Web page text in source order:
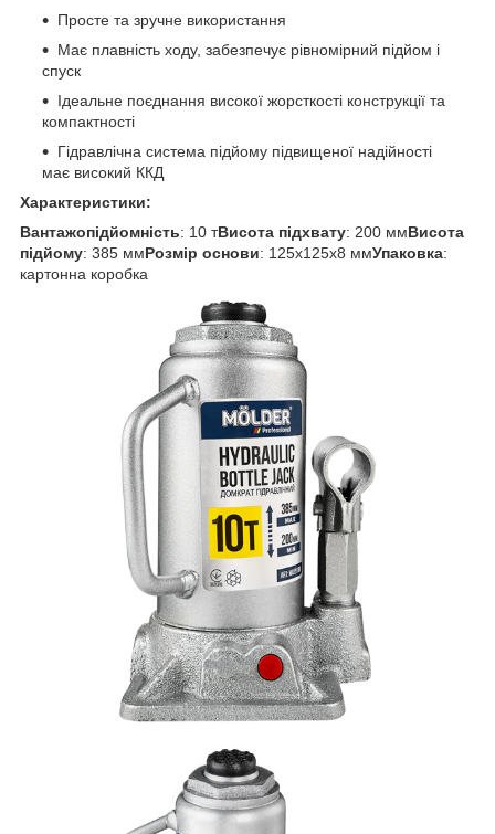
Просте та зручне використання
Має плавність ходу, забезпечує рівномірний підйом і
спуск
Ідеальне поєднання високої жорсткості конструкції та
компактності
Гідравлічна система підйому підвищеної надійності
має високий ККД
Характеристики:
Вантажопідйомність: 10 тВисота підхвату: 200 ммВисота
підйому: 385 ммРозмір основи: 125x125x8 ммУпаковка:
картонна коробка